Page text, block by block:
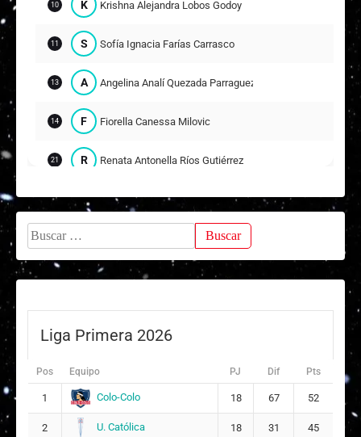
10 K Krishna Alejandra Lobos Godoy
11 S Sofía Ignacia Farías Carrasco
13 A Angelina Analí Quezada Parraguez
14 F Fiorella Canessa Milovic
21 R Renata Antonella Ríos Gutiérrez
24 B Bárbara Sofía Rebolledo Arancibia
15 A Aracely Aitiara Suárez Órdenes
20 E Emilia Antonia Salinas Naranji
Buscar:
Liga Primera 2026
Pos Equipo PJ Dif Pts
1 Colo-Colo 18 67 52
2 U. Católica 18 31 45